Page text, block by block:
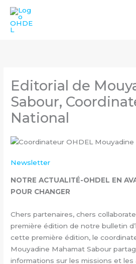
contenu
Editorial de
Sabour,
National
Newsletter
NOTRE ACTUALITÉ-OHDEL EN
POUR CHANGER
Chers partenaires, chers
première édition de notre bulletin
cette première édition, le
Mouyadine Mahamat Sabour
informations sur les missions et les